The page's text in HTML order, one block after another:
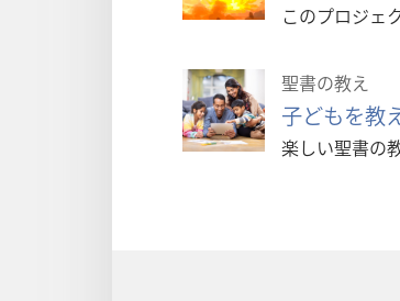
このプロジェ
聖書の教え
子どもを教
楽しい聖書の